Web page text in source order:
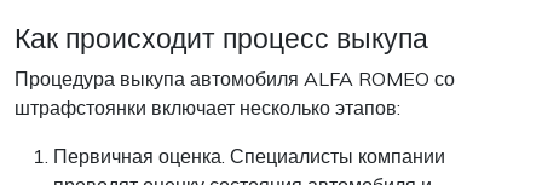
Как происходит процесс выкупа
Процедура выкупа автомобиля ALFA ROMEO со
штрафстоянки включает несколько этапов:
Первичная оценка. Специалисты компании